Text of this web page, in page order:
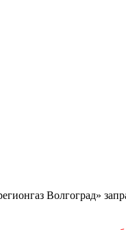
Волгоград»